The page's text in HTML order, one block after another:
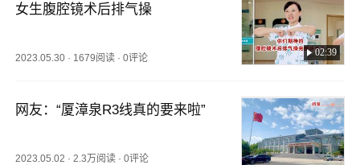
女生腹腔镜术后排气操
02:39
2023.05.30 · 1679阅读 ·0评论
网友：“厦漳泉R3线真的要来啦”
2023.05.02 ·2.3万阅读 ·0评论